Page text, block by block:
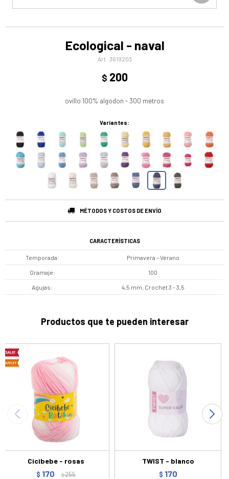
Ecological - naval
3619203
$ 200
ovillo 100% algodon - 300 metros
Variantes:
MÉTODOS Y COSTOS DE ENVÍO
CARACTERÍSTICAS
Temporada Primavera - Verano
Gramaje 100
Agujas 4,5 mm, Crochet 3 - 3,5
Productos que te pueden interesar
Cicibebe - rosas
$ 170 $255
TWIST - blanco
$ 170